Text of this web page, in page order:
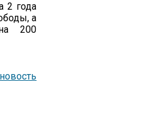
2 года
а
200